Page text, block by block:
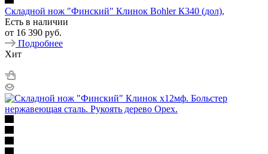
Складной нож "Финский" Клинок Bohler К340 (дол),
Есть в наличии
от 16 390 руб.
Подробнее
Хит